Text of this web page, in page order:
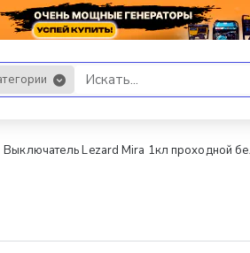
Выключатель Lezard Mira 1кл проходной